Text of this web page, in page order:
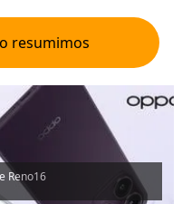
resumimos
Reno16